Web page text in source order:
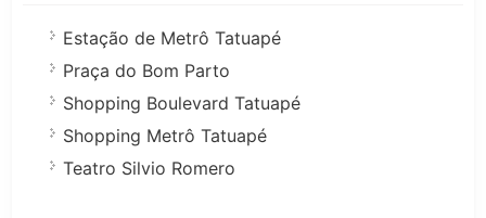
Estação de Metrô Tatuapé
Praça do Bom Parto
Shopping Boulevard Tatuapé
Shopping Metrô Tatuapé
Teatro Silvio Romero